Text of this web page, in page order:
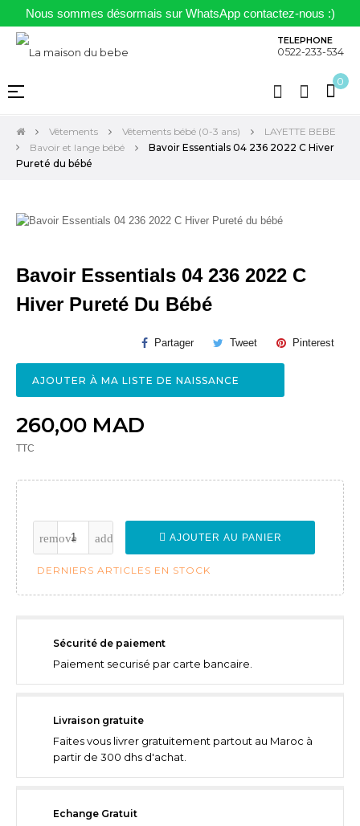
Nous sommes désormais sur WhatsApp contactez-nous :)
TELEPHONE
0522-233-534
0
Basculer
navigation
☰
Vêtements Vêtements bébé (0-3 ans)
LAYETTE BEBE
Bavoir et lange bébé
Bavoir Essentials 04 236 2022 C Hiver
Pureté du bébé
Bavoir Essentials 04 236 2022 C
Hiver Pureté Du Bébé
Partager Tweet Pinterest
AJOUTER À MA LISTE DE NAISSANCE
260,00 MAD
TTC
AJOUTER AU PANIER
DERNIERS ARTICLES EN STOCK
Sécurité de paiement
Paiement securisé par carte bancaire.
Livraison gratuite
Faites vous livrer gratuitement partout au Maroc à
partir de 300 dhs d'achat.
Echange Gratuit